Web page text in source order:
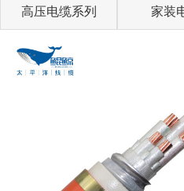
高压电缆系列 家装